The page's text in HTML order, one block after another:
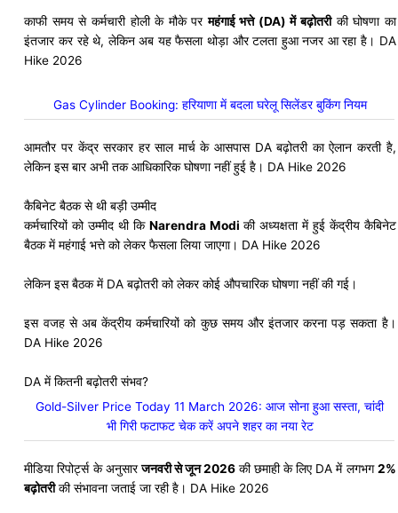
काफी समय से कर्मचारी होली के मौके परमहंगाई भत्ते (DA) में बढ़ोतरीकी घोषणा का
इंतजार कर रहे थे, लेकिन अब यह फैसला थोड़ा और टलता हुआ नजर आ रहा है। DA
Hike 2026
Gas Cylinder Booking: हरियाणा में बदला घरेलू सिलेंडर बुकिंग नियम
आमतौर पर केंद्र सरकार हर साल मार्च के आसपास DA बढ़ोतरी का ऐलान करती है,
लेकिन इस बार अभी तक आधिकारिक घोषणा नहीं हुई है। DA Hike 2026
कैबिनेट बैठक से थी बड़ी उम्मीद
कर्मचारियों को उम्मीद थी कि Narendra Modi की अध्यक्षता में हुई केंद्रीय कैबिनेट
बैठक में महंगाई भत्ते को लेकर फैसला लिया जाएगा। DA Hike 2026
लेकिन इस बैठक में DA बढ़ोतरी को लेकर कोई औपचारिक घोषणा नहीं की गई।
इस वजह से अब केंद्रीय कर्मचारियों को कुछ समय और इंतजार करना पड़ सकता है।
DA Hike 2026
DA में कितनी बढ़ोतरी संभव?
Gold-Silver Price Today 11 March 2026: आज सोना हुआ सस्ता, चांदी
भी गिरी फटाफट चेक करें अपने शहर का नया रेट
मीडिया रिपोर्ट्स के अनुसारजनवरी से जून 2026की छमाही के लिए DA में लगभग2%
बढ़ोतरीकी संभावना जताई जा रही है। DA Hike 2026